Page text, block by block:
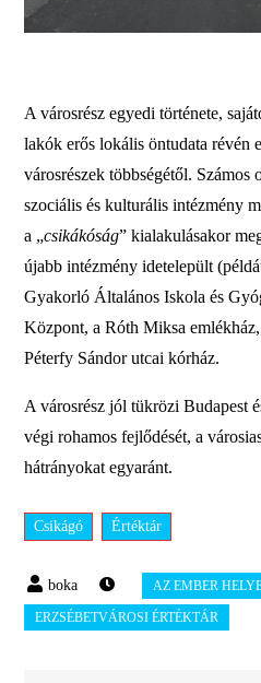
A városrész egyedi története,
lakók erős lokális öntudata révén
városrészek többségétől. Számos
szociális és kulturális intézmény
a „csikákóság” kialakulásakor
újabb intézmény idetelepült
Gyakorló Általános Iskola és
Központ, a Róth Miksa
Péterfy Sándor utcai kórház.
A városrész jól tükrözi Budapest
végi rohamos fejlődését, a
hátrányokat egyaránt.
Csikágó Értéktár